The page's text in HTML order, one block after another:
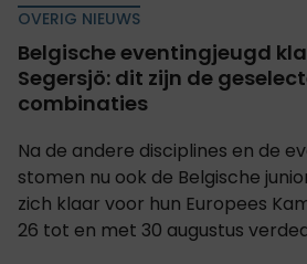
OVERIG NIEUWS
Belgische eventingjeugd
Segersjö: dit zijn de
combinaties
Na de andere disciplines en de
stomen nu ook de Belgische
zich klaar voor hun Europees
26 tot en met 30 augustus